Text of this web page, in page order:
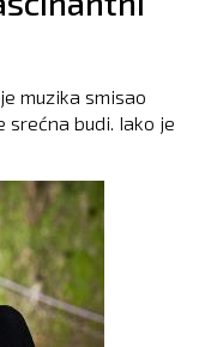
muzika smisao
srećna budi. Iako je